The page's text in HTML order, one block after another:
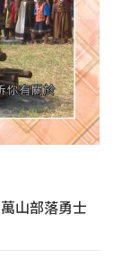
山部落勇士